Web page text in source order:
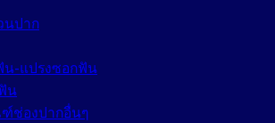
นปาก
น-แปรงซอกฟัน
น
ช่องปากอื่นๆ